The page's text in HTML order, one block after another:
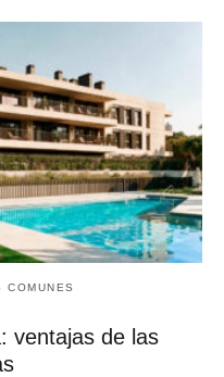
COMUNES
ventajas de las